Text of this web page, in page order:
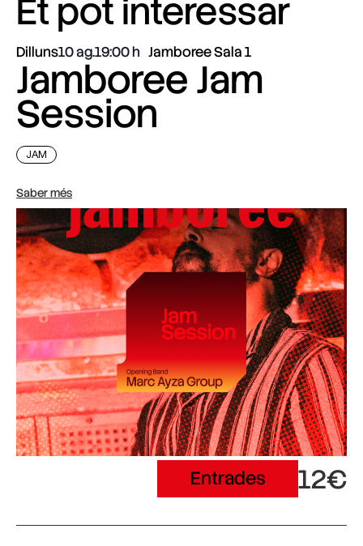
Et pot interessar
Dilluns10 ag.19:00 Jamboree Sala 1
Jamboree Jam
Session
JAM
Saber més
Entrades 12€